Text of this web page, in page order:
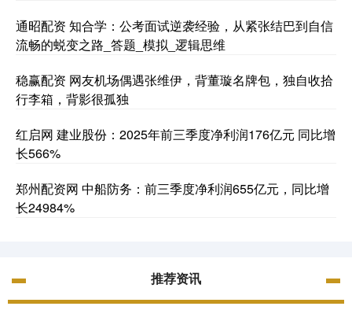
通昭配资 知合学：公考面试逆袭经验，从紧张结巴到自信
流畅的蜕变之路_答题_模拟_逻辑思维
稳赢配资 网友机场偶遇张维伊，背董璇名牌包，独自收拾
行李箱，背影很孤独
红启网 建业股份：2025年前三季度净利润176亿元 同比增
长566%
郑州配资网 中船防务：前三季度净利润655亿元，同比增
长24984%
推荐资讯